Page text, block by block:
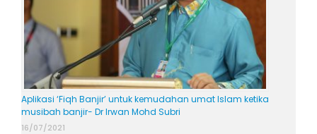
Aplikasi ‘Fiqh Banjir’ untuk kemudahan umat Islam ketika
musibah banjir- Dr Irwan Mohd Subri
16/07/2021